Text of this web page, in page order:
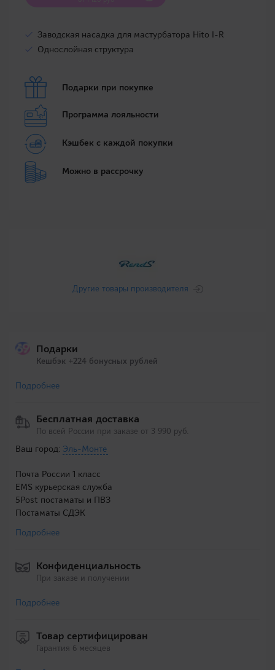
Заводская насадка для мастурбатора Hito I-R
Однослойная структура
Подарки при покупке
Программа лояльности
Кэшбек с каждой покупки
Можно в рассрочку
Другие товары производителя
Подарки
Кешбэк +224 бонусных рублей
Подробнее
Бесплатная доставка
По всей России при заказе от 3 990 руб.
Ваш город: Эль-Монте
Почта России 1 класс
EMS курьерская служба
5Post постаматы и ПВЗ
Постаматы СДЭК
Подробнее
Конфиденциальность
При заказе и получении
Подробнее
Товар сертифицирован
Гарантия 6 месяцев